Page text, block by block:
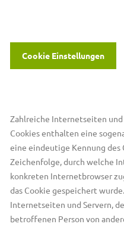
Cookie Einstellungen
Zahlreiche Internetseiten und
Cookies enthalten eine
eine eindeutige Kennung des
Zeichenfolge, durch welche
konkreten Internetbrowser
das Cookie gespeichert
Internetseiten und Servern,
betroffenen Person von